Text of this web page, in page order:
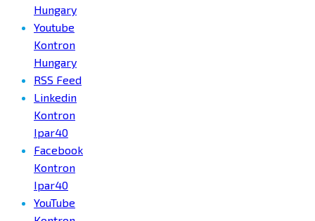
Hungary
Youtube
Kontron
Hungary
RSS Feed
Linkedin
Kontron
Ipar40
Facebook
Kontron
Ipar40
YouTube